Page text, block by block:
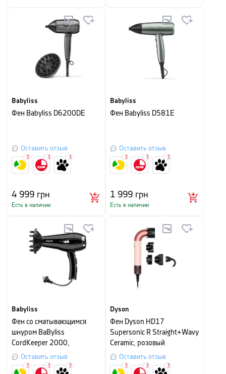
Babyliss
Фен Babyliss D6200DE
Оставить отзыв
4 999 грн
Есть в наличии
3 3 3
Babyliss
Фен Babyliss D581E
Оставить отзыв
1 999 грн
Есть в наличии
3 3 3
Babyliss
Фен со сматывающимся
шнуром BaByliss
CordKeeper 2000,
мощность 2000 Вт, черный
с серебристым
Оставить отзыв
3 3 3
Dyson
Фен Dyson HD17
Supersonic R Straight+Wavy
Ceramic, розовый
Оставить отзыв
3 3 3